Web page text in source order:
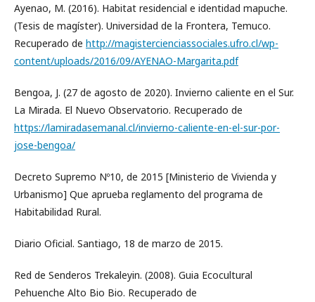
Ayenao, M. (2016). Habitat residencial e identidad mapuche.
(Tesis de magíster). Universidad de la Frontera, Temuco.
Recuperado de http://magistercienciassociales.ufro.cl/wp-
content/uploads/2016/09/AYENAO-Margarita.pdf
Bengoa, J. (27 de agosto de 2020). Invierno caliente en el Sur.
La Mirada. El Nuevo Observatorio. Recuperado de
https://lamiradasemanal.cl/invierno-caliente-en-el-sur-por-
jose-bengoa/
Decreto Supremo Nº10, de 2015 [Ministerio de Vivienda y
Urbanismo] Que aprueba reglamento del programa de
Habitabilidad Rural.
Diario Oficial. Santiago, 18 de marzo de 2015.
Red de Senderos Trekaleyin. (2008). Guia Ecocultural
Pehuenche Alto Bio Bio. Recuperado de